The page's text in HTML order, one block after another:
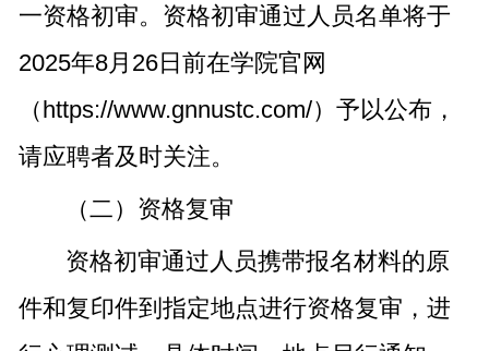
一资格初审。资格初审通过人员名单将于
2025年8月26日前在学院官网
（https://www.gnnustc.com/）予以公布，
请应聘者及时关注。
（二）资格复审
资格初审通过人员携带报名材料的原
件和复印件到指定地点进行资格复审，进